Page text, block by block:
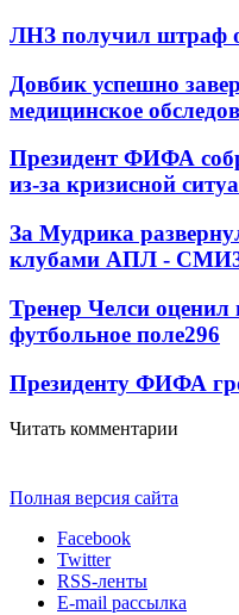
ЛНЗ получил штраф
Довбик успешно
медицинское
Президент ФИФА
из-за кризисной
За Мудрика
клубами АПЛ - СМИ
Тренер Челси
футбольное поле296
Президенту ФИФА
Читать комментарии
Полная версия сайта
Facebook
Twitter
RSS-ленты
E-mail рассылка